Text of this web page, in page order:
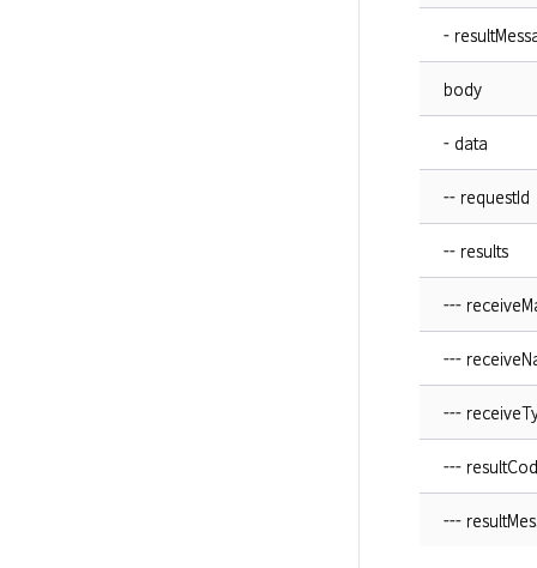
-
body
- data
-- requestId
-- results
---
---
---
---
---